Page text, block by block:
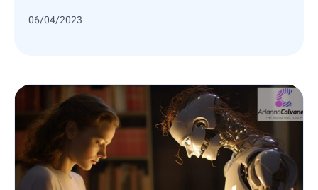
06/04/2023